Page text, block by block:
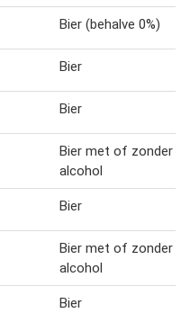
Bier (behalve 0%)
Bier
Bier
Bier met of zonder
alcohol
Bier
Bier met of zonder
alcohol
Bier